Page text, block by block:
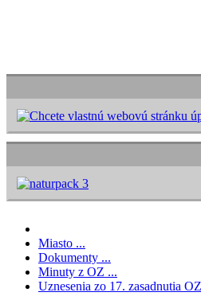
Miasto ...
Dokumenty ...
Minuty z OZ ...
Uznesenia zo 17. zasadnutia OZ